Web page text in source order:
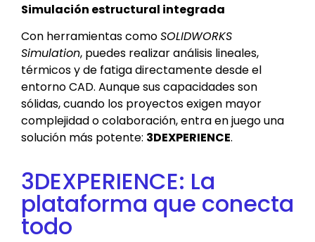
Simulación estructural integrada
Con herramientas comoSOLIDWORKS
Simulation, puedes realizar análisis lineales,
térmicos y de fatiga directamente desde el
entorno CAD. Aunque sus capacidades son
sólidas, cuando los proyectos exigen mayor
complejidad o colaboración, entra en juego una
solución más potente: 3DEXPERIENCE.
3DEXPERIENCE: La
plataforma que conecta
todo